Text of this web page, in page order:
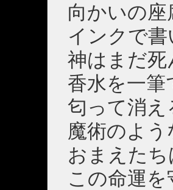
向かいの
インクで
神はまだ死
香水を一
匂って消え
魔術のよ
おまえた
この命運